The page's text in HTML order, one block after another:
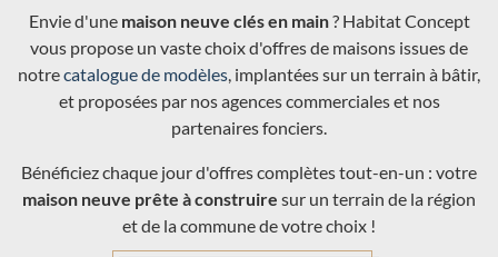
Envie d'une maison neuve clés en main? Habitat Concept
vous propose un vaste choix d'offres de maisons issues de
notrecatalogue de modèles, implantées sur un terrain à bâtir,
et proposées par nos agences commerciales et nos
partenaires fonciers.
Bénéficiez chaque jour d'offres complètes tout-en-un : votre
maison neuve prête à construire sur un terrain de la région
et de la commune de votre choix !